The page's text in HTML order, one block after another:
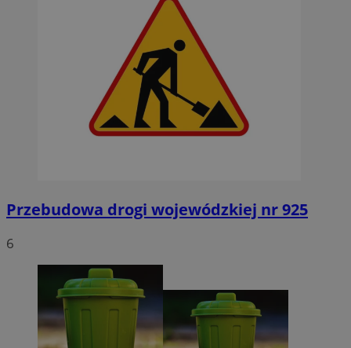
Przebudowa drogi wojewódzkiej nr 925
6